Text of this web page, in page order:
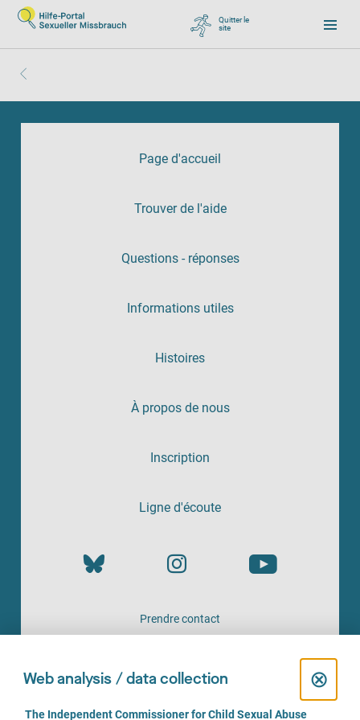
Quitter le
site, zu Google wechseln
Page d'accueil
Trouver de l'aide
Questions - réponses
Informations utiles
Histoires
À propos de nous
Inscription
Ligne d'écoute
Prendre contact
UN SERVICE PROPOSÉ PAR
Web analysis / data collection ⊗
C
l
C
The Independent Commissioner for Child Sexual Abuse